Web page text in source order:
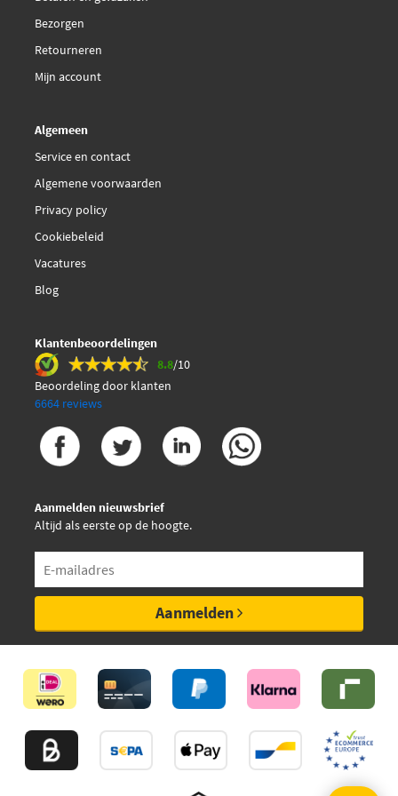
Corteco 49399348
Corteco 49400717
Dayco DSS2362
Dayco DSS3165
Depa 4151
Febi Bilstein 39292
GSP 540061
GSP 540061S
GSP S030021
GSP S070104
J4820838
J4840857
Bezorgen
Retourneren
Mijn account
Algemeen
Service en contact
Algemene voorwaarden
Privacy policy
Cookiebeleid
Vacatures
Blog
Klantenbeoordelingen
8.8/10
Beoordeling door klanten
6664 reviews
Aanmelden nieuwsbrief
Altijd als eerste op de hoogte.
Aanmelden